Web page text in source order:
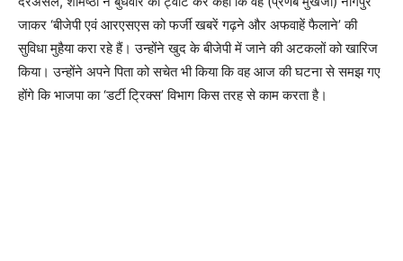
जाकर ‘बीजेपी एवं आरएसएस को फर्जी खबरें गढ़ने और अफवाहें फैलाने’ की
सुविधा मुहैया करा रहे हैं। उन्होंने खुद के बीजेपी में जाने की अटकलों को खारिज
किया। उन्होंने अपने पिता को सचेत भी किया कि वह आज की घटना से समझ गए
होंगे कि भाजपा का ‘डर्टी ट्रिक्स’ विभाग किस तरह से काम करता है।